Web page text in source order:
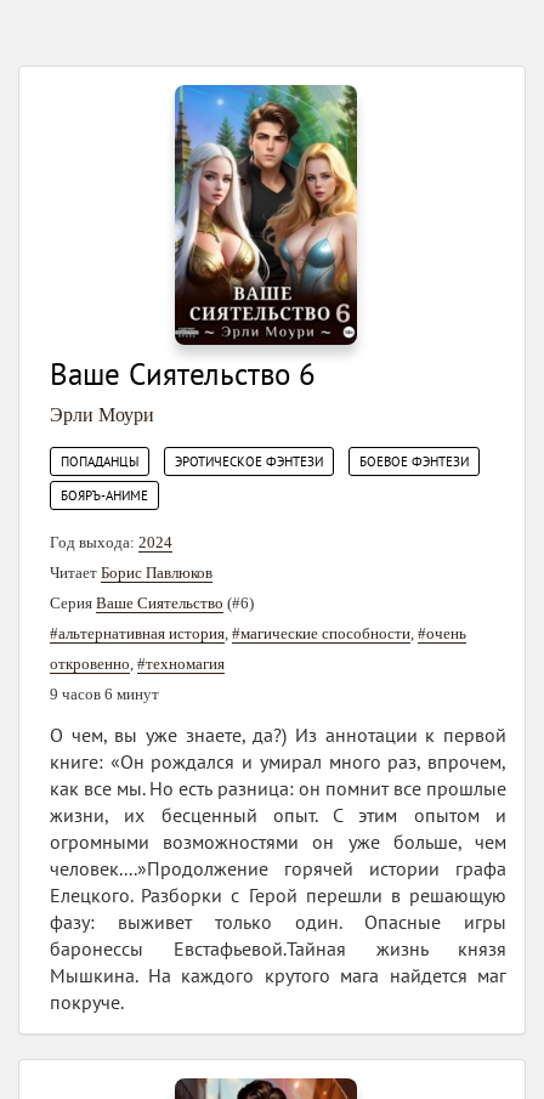
Ваше Сиятельство 6
Эрли Моури
ПОПАДАНЦЫ ЭРОТИЧЕСКОЕ ФЭНТЕЗИ БОЕВОЕ ФЭНТЕЗИ
БОЯРЪ-АНИМЕ
Год выхода: 2024
Читает Борис Павлюков
Серия Ваше Сиятельство (#6)
#альтернативная история, #магические способности, #очень
откровенно, #техномагия
9 часов 6 минут
О чем, вы уже знаете, да?) Из аннотации к первой
книге: «Он рождался и умирал много раз, впрочем,
как все мы. Но есть разница: он помнит все прошлые
жизни, их бесценный опыт. С этим опытом и
огромными возможностями он уже больше, чем
человек....»Продолжение горячей истории графа
Елецкого. Разборки с Герой перешли в решающую
фазу: выживет только один. Опасные игры
баронессы Евстафьевой.Тайная жизнь князя
Мышкина. На каждого крутого мага найдется маг
покруче.